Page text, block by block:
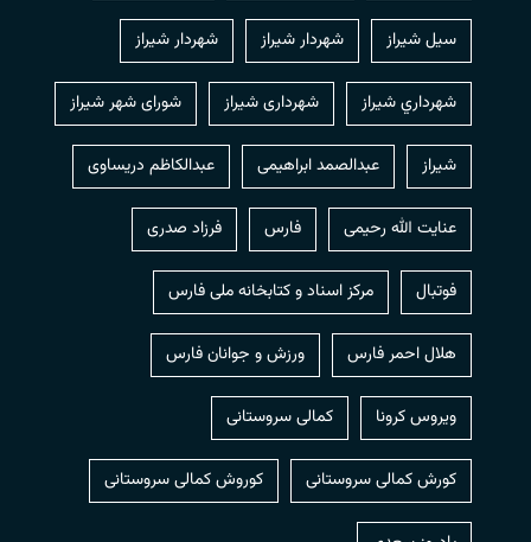
سیل شیراز شهردار شيراز شهردار شیراز
شهرداري شيراز شهرداری شیراز شورای شهر شیراز
شیراز عبدالصمد ابراهیمی عبدالکاظم دریساوی
عنایت الله رحیمی فارس فرزاد صدری
فوتبال مرکز اسناد و کتابخانه ملی فارس
هلال احمر فارس ورزش و جوانان فارس
ویروس کرونا کمالی سروستانی
کورش کمالی سروستانی کوروش کمالی سروستانی